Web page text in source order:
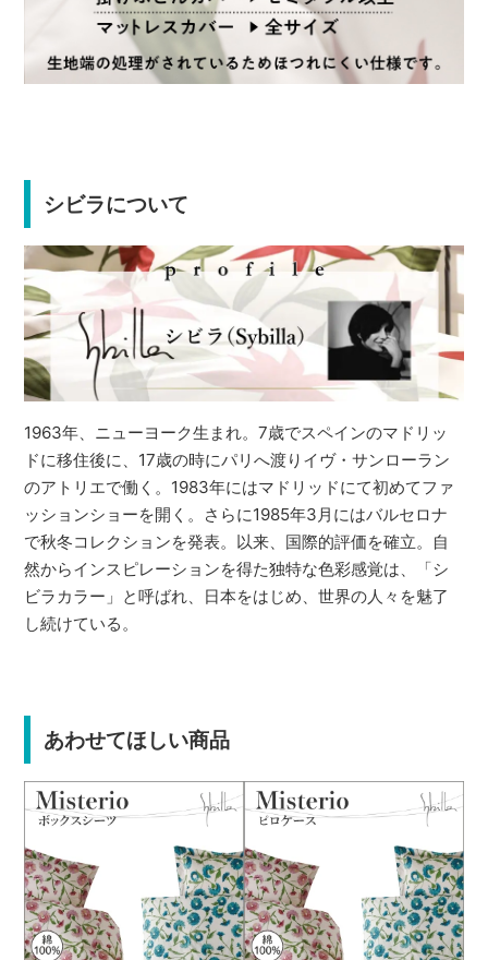
シビラについて
1963年、ニューヨーク生まれ。7歳でスペインのマドリッ
ドに移住後に、17歳の時にパリへ渡りイヴ・サンローラン
のアトリエで働く。1983年にはマドリッドにて初めてファ
ッションショーを開く。さらに1985年3月にはバルセロナ
で秋冬コレクションを発表。以来、国際的評価を確立。自
然からインスピレーションを得た独特な色彩感覚は、「シ
ビラカラー」と呼ばれ、日本をはじめ、世界の人々を魅了
し続けている。
あわせてほしい商品